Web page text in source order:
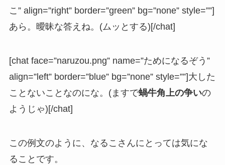
こ” align=”right” border=”green” bg=”none” style=””]
あら。曖昧な答えね。(ムッとする)[/chat]
[chat face=”naruzou.png” name=”ためになるぞう”
align=”left” border=”blue” bg=”none” style=””]大した
ことないことなのにな。(ますで蝸牛角上の争いの
ようじゃ)[/chat]
この例文のように、なるこさんにとっては気にな
ることです。